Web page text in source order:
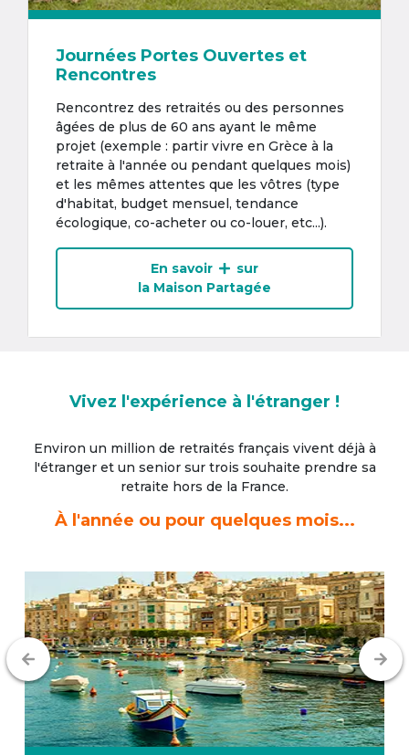
Journées Portes Ouvertes et
Rencontres
Rencontrez des retraités ou des personnes
âgées de plus de 60 ans ayant le même
projet (exemple : partir vivre en Grèce à la
retraite à l'année ou pendant quelques mois)
et les mêmes attentes que les vôtres (type
d'habitat, budget mensuel, tendance
écologique, co-acheter ou co-louer, etc...).
En savoir
sur
la Maison Partagée
Vivez l'expérience à l'étranger !
Environ un million de retraités français vivent déjà à
l'étrangeret un senior sur trois souhaite prendre sa
retraite hors de la France.
À l'année ou pour quelques mois...